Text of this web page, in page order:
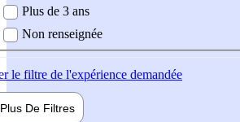
Plus de 3 ans
Non renseignée
le filtre de l'expérience demandée
Plus De Filtres